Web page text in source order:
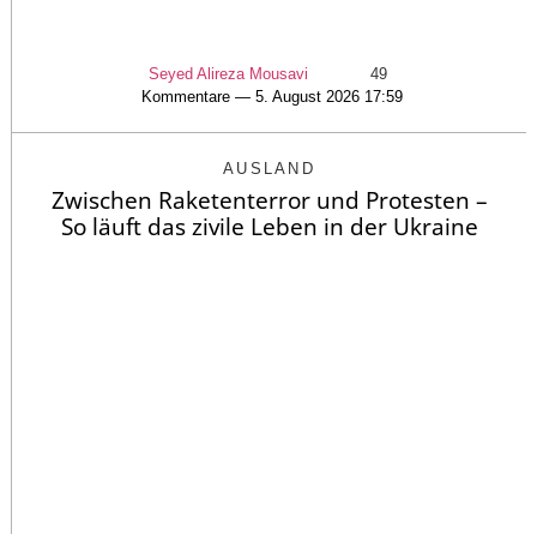
Seyed Alireza Mousavi
49
Kommentare — 5. August 2026 17:59
AUSLAND
Zwischen Raketenterror und Protesten –
So läuft das zivile Leben in der Ukraine